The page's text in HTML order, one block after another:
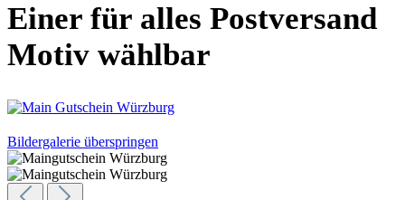
Einer für alles Postversand
Motiv wählbar
Bildergalerie überspringen